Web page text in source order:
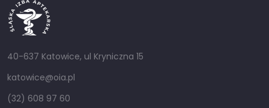
40-637 Katowice, ul Kryniczna 15
katowice@oia.pl
(32) 608 97 60